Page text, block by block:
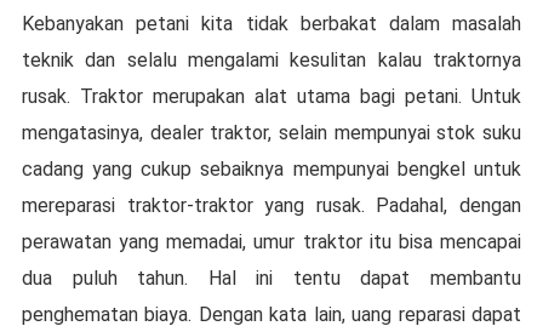
Kebanyakan petani kita tidak berbakat dalam masalah
teknik dan selalu mengalami kesulitan kalau traktornya
rusak. Traktor merupakan alat utama bagi petani. Untuk
mengatasinya, dealer traktor, selain mempunyai stok suku
cadang yang cukup sebaiknya mempunyai bengkel untuk
mereparasi traktor-traktor yang rusak. Padahal, dengan
perawatan yang memadai, umur traktor itu bisa mencapai
dua puluh tahun. Hal ini tentu dapat membantu
penghematan biaya. Dengan kata lain, uang reparasi dapat